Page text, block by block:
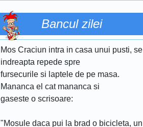
Bancul zilei
Mos Craciun intra in casa unui pusti, se
indreapta repede spre
fursecurile si laptele de pe masa.
Mananca el cat mananca si
gaseste o scrisoare:
"Mosule daca pui la brad o bicicleta, un